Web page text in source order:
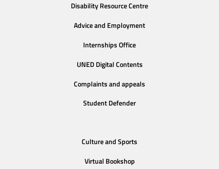
Disability Resource Centre
Advice and Employment
Internships Office
UNED Digital Contents
Complaints and appeals
Student Defender
Culture and Sports
Virtual Bookshop